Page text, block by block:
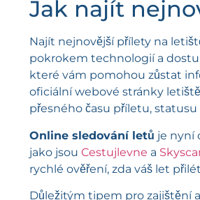
Jak najít
Najít nejnovější přílety na
pokrokem technologií a
které vám pomohou zůstat
oficiální webové stránky
přesného času příletu,
Online sledování letů je nyní
jako jsou Cestujlevne a
rychlé ověření, zda váš let
Důležitým tipem pro zajištění